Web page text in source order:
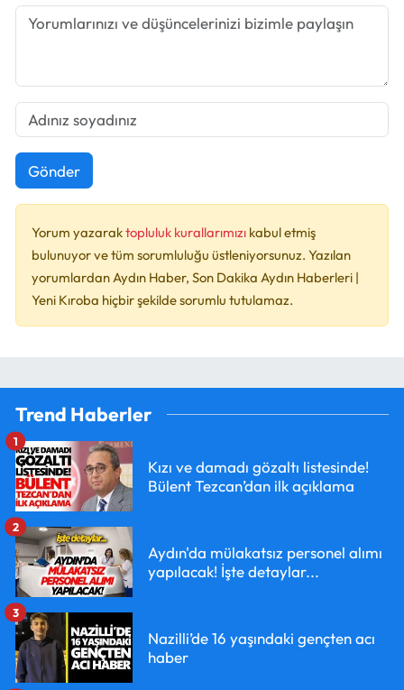
Gönder
Yorum yazaraktopluluk kurallarımızı kabul etmiş
bulunuyor ve tüm sorumluluğu üstleniyorsunuz. Yazılan
yorumlardan Aydın Haber, Son Dakika Aydın Haberleri |
Yeni Kıroba hiçbir şekilde sorumlu tutulamaz.
Trend Haberler
Kızı ve damadı gözaltı listesinde!
Bülent Tezcan’dan ilk açıklama
1
Aydın'da mülakatsız personel alımı
yapılacak! İşte detaylar...
2
Nazilli’de 16 yaşındaki gençten acı
haber
3